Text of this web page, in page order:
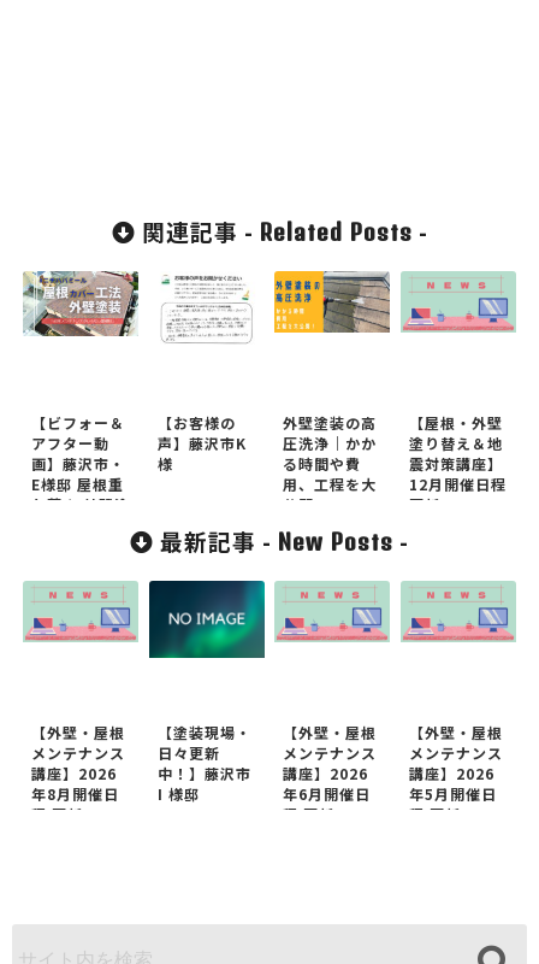
関連記事 - Related Posts -
【ビフォー＆
アフター動
画】藤沢市・
E様邸 屋根重
ね葺き 外壁塗
【お客様の
声】藤沢市K
様
外壁塗装の高
圧洗浄｜かか
る時間や費
用、工程を大
公開！
【屋根・外壁
塗り替え＆地
震対策講座】
12月開催日程
更新
最新記事 - New Posts -
【外壁・屋根
メンテナンス
講座】2026
年8月開催日
程 更新
【塗装現場・
日々更新
中！】藤沢市
I 様邸
【外壁・屋根
メンテナンス
講座】2026
年6月開催日
程 更新
【外壁・屋根
メンテナンス
講座】2026
年5月開催日
程 更新